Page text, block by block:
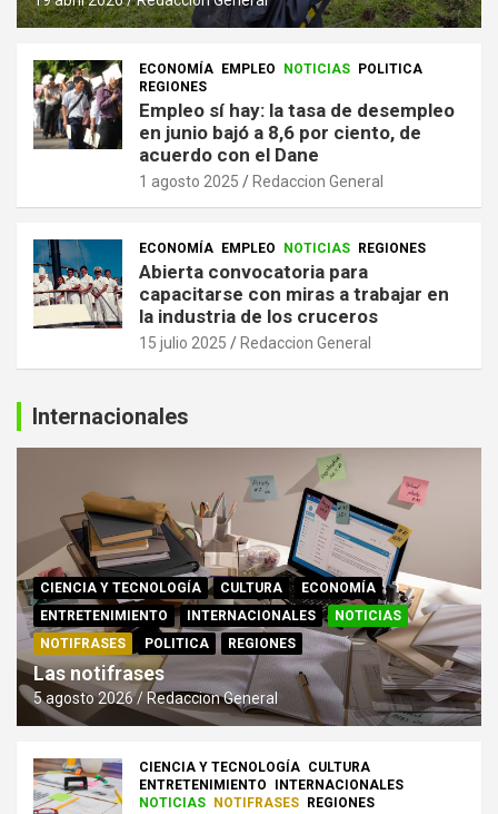
ECONOMÍA EMPLEO NOTICIAS POLITICA
REGIONES
Empleo sí hay: la tasa de desempleo
en junio bajó a 8,6 por ciento, de
acuerdo con el Dane
1 agosto 2025 Redaccion General
ECONOMÍA EMPLEO NOTICIAS REGIONES
Abierta convocatoria para
capacitarse con miras a trabajar en
la industria de los cruceros
15 julio 2025 Redaccion General
Internacionales
CIENCIA Y TECNOLOGÍA CULTURA
ECONOMÍA
ENTRETENIMIENTO
INTERNACIONALES
NOTICIAS
NOTIFRASES
POLITICA REGIONES
Las notifrases
5 agosto 2026 Redaccion General
CIENCIA Y TECNOLOGÍA CULTURA
ENTRETENIMIENTO
INTERNACIONALES
NOTICIAS
NOTIFRASES REGIONES